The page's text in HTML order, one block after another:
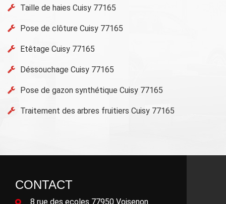
Taille de haies Cuisy 77165
Pose de clôture Cuisy 77165
Etêtage Cuisy 77165
Déssouchage Cuisy 77165
Pose de gazon synthétique Cuisy 77165
Traitement des arbres fruitiers Cuisy 77165
CONTACT
8 rue des ecoles 77950 Voisenon